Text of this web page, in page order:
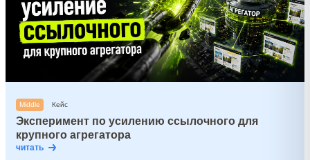
Middle Кейс
Эксперимент по усилению ссылочного для
крупного агрегатора
читать